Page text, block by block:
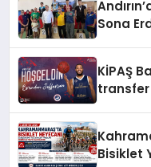
Sona
KİPAŞ
transfer
Bisiklet